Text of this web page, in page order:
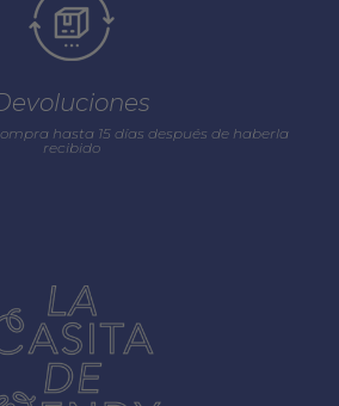
hasta 15 días después de haberla
recibido